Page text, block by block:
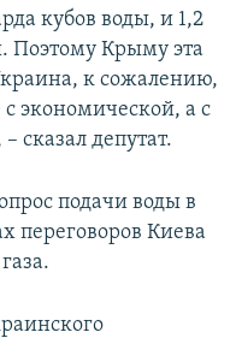
кубов воды, и 1,2
Поэтому Крыму эта
к сожалению,
с экономической, а с
сказал депутат.
подачи воды в
переговоров Киева